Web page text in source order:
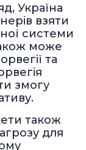
Україна
взяти
системи
може
та
змогу
також
для